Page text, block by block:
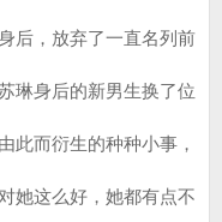
，放弃了一直名列前
琳身后的新男生换了位
而衍生的种种小事，
这么好，她都有点不